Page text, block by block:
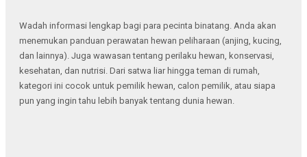
Wadah informasi lengkap bagi para pecinta binatang. Anda akan
menemukan panduan perawatan hewan peliharaan (anjing, kucing,
dan lainnya). Juga wawasan tentang perilaku hewan, konservasi,
kesehatan, dan nutrisi. Dari satwa liar hingga teman di rumah,
kategori ini cocok untuk pemilik hewan, calon pemilik, atau siapa
pun yang ingin tahu lebih banyak tentang dunia hewan.